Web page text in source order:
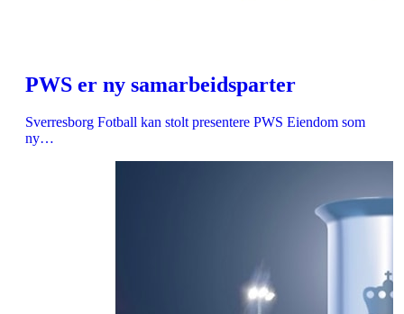
PWS er ny samarbeidsparter
Sverresborg Fotball kan stolt presentere PWS Eiendom som
ny…